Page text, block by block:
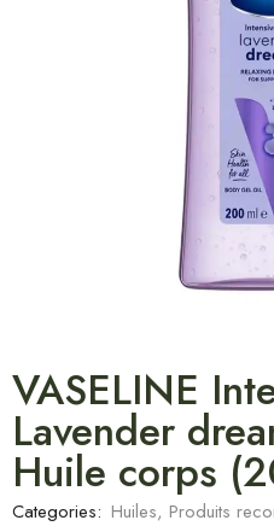
VASELINE
Lavender
Huile corps
Categories: Huiles, Produits